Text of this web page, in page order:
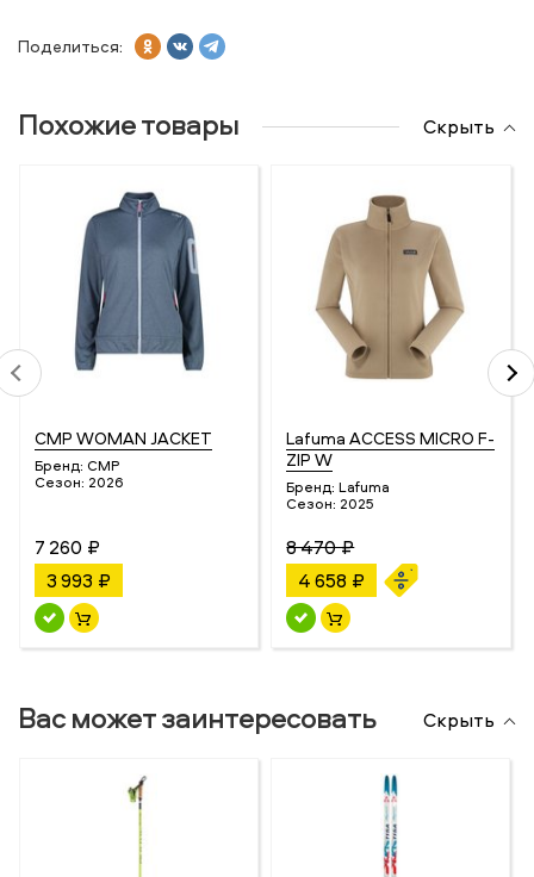
Поделиться:
Похожие товары Скрыть
CMP WOMAN JACKET
Бренд: CMP
Сезон: 2026
7 260 ₽
3 993 ₽
Lafuma ACCESS MICRO F-
ZIP W
Бренд: Lafuma
Сезон: 2025
8 470 ₽
4 658 ₽
Вас может заинтересовать Скрыть